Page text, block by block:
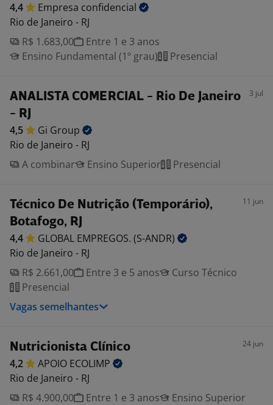
4,4 Empresa confidencial
Rio de Janeiro - RJ
R$ 1.683,00
Entre 1 e 3 anos
Ensino Fundamental (1º grau)
Presencial
ANALISTA COMERCIAL - Rio De Janeiro
- RJ
3 jul
4,5 Gi Group
Rio de Janeiro - RJ
A combinar
Ensino Superior Presencial
Técnico De Nutrição (Temporário),
Botafogo, RJ
11 jun
4,4 GLOBAL EMPREGOS. (S-ANDR)
Rio de Janeiro - RJ
R$ 2.661,00
Entre 3 e 5 anos
Curso Técnico
Presencial
Vagas semelhantes
Nutricionista Clínico 24 jun
4,2 APOIO ECOLIMP
Rio de Janeiro - RJ
R$ 4.900,00
Entre 1 e 3 anos
Ensino Superior